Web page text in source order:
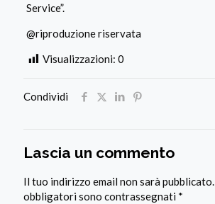
Service”.
@riproduzione riservata
Visualizzazioni: 0
Condividi
Lascia un commento
Il tuo indirizzo email non sarà pubblicato.
obbligatori sono contrassegnati *